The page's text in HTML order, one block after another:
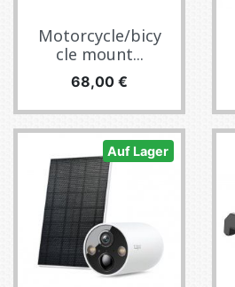
Motorcycle/bicy
cle mount...
Preis
68,00 €
Auf Lager